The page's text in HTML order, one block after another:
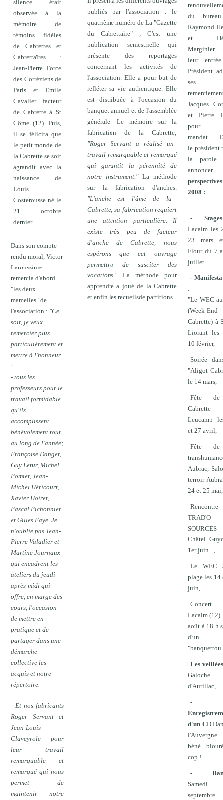
silence était
observée à la
mémoire de
témoins fidèles
de Cabrettes et
Cabrettaïres :
Jean-Pierre Force
des Corréziens de
Paris et Emile
Cavalier facteur
de Cabrette à St
Côme (12). Puis,
il se félicita que
le petit monde de
la Cabrette se soit
agrandit avec la
naissance de
Louis
Costerousse né le
21 octobre
dernier.
Dans son compte
rendu moral, Victor
Laroussinie
remercia d'abord
"les deux
mamelles" de
l'association : "Ce
soir, je veux
remercier plus
particulièrement et
mettre à l'honneur
:
- tous les
professeurs pour le
travail formidable
qu'ils
accomplissent
bénévolement tout
au long de l'année;
Françoise Danger,
Guy Letur, Michel
Pomier, Jean-
Michel Héricourt,
Xavier Hoiret,
Pascal Pichonnier
et Gilles Faye. Je
n'oublie pas Jean-
Pierre Valadier et
Martine Journaux
qui encadrent les
ateliers du jeudi
après-midi qui
offre, en marge des
cours, l'occasion
de mettre en
pratique et de
partager dans une
démarche
collective les
acquis et notre
répertoire.
- Et nos fabricants
Roger Servant et
Jean-Louis
Claveyrole pour
leur travail
remarquable et
remarqué qui nous
permet de
maintenir notre
publiés par l'association : le
quatrième numéro de La "Gazette
du Cabrettaïre" ; C'est une
publication semestrielle qui
présente des reportages
concernant les activités de
l'association. Elle a pour but de
refléter sa vie authentique. Elle
est distribuée à l'occasion du
banquet annuel et de l'assemblée
générale. Le mémoire sur la
fabrication de la Cabrette;
"Roger Servant a réalisé un
travail remarquable et remarqué
qui garantit la pérennité de
notre instrument." La méthode
sur la fabrication d'anches.
"L'anche est l'âme de la
Cabrette; sa fabrication requiert
une attention particulière. Il
existe très peu de facteur
d'anche de Cabrette, nous
espérons que cet ouvrage
permettra de susciter des
vocations."La méthode pour
apprendre a joué de la Cabrette
et enfin les recueilsde partitions.
du
Raymond
et
Marginier
leur
Président
ses
Jacques
et Pierre
pour
mandat.
le président
la parole
perspectives
2008 :
- Stages
Lacalm les
23 mars
Flour du 7
juillet.
-
:
"Le WEC
(Week-End
Cabrette) à
Liorant les
10 février,
Soirée
"Aligot
le 14 mars,
Fête
Leucamp
et 27 avril,
Fête
Aubrac,
terroir
24 et 25 mai,
Rencontre
TRAD'O
Châtel
1er juin
,
Le WEC
plage les 14
juin,
Lacalm (12)
août à 18 h
d'un
Les veillées
Galoche
d'Aurillac,
-
d'un CD
béné
cop !
-
Samedi
septembre.